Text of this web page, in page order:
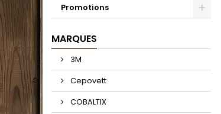
Promotions
MARQUES
3M
Cepovett
COBALTIX